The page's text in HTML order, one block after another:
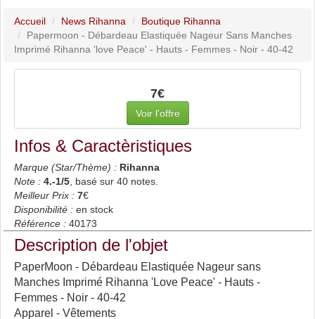
Accueil News Rihanna
Boutique Rihanna
Papermoon - Débardeau Elastiquée Nageur Sans Manches
Imprimé Rihanna 'love Peace' - Hauts - Femmes - Noir - 40-42
7€
Voir l'offre
Infos & Caractèristiques
Marque (Star/Thème) : Rihanna
Note : 4.-1/5 , basé sur 40 notes.
Meilleur Prix : 7€
Disponibilité : en stock
Référence : 40173
Description de l'objet
PaperMoon - Débardeau Elastiquée Nageur sans
Manches Imprimé Rihanna 'Love Peace' - Hauts -
Femmes - Noir - 40-42
Apparel - Vêtements